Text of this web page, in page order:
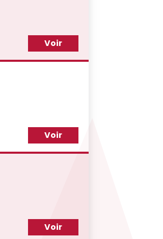
Voir
Voir
Voir